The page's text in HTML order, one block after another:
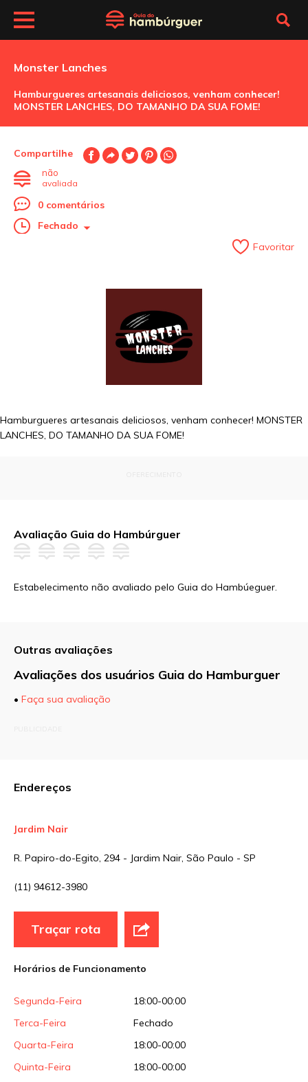
Monster Lanches
Hamburgueres artesanais deliciosos, venham conhecer!
MONSTER LANCHES, DO TAMANHO DA SUA FOME!
Compartilhe
não
avaliada
0 comentários
Fechado
Favoritar
Hamburgueres artesanais deliciosos, venham conhecer! MONSTER
LANCHES, DO TAMANHO DA SUA FOME!
Avaliação Guia do Hambúrguer
Estabelecimento não avaliado pelo Guia do Hambúeguer.
Outras avaliações
Avaliações dos usuários Guia do Hamburguer
• Faça sua avaliação
Endereços
Jardim Nair
R. Papiro-do-Egito, 294 - Jardim Nair, São Paulo - SP
(11) 94612-3980
Traçar rota
Horários de Funcionamento
Segunda-Feira
18:00-00:00
Terca-Feira
Fechado
Quarta-Feira
18:00-00:00
Quinta-Feira
18:00-00:00